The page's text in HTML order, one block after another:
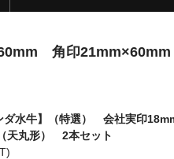
角印21mm×60mm
ダ水牛】（特選） 会社実印
天丸形） 2本セット